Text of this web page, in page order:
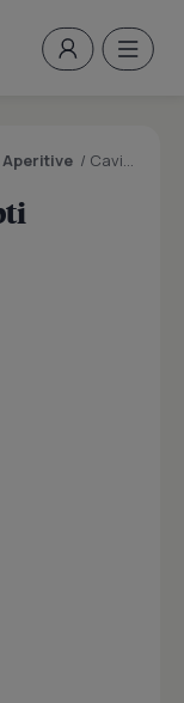
Aperitive / Caviar de Dovlecei Copti